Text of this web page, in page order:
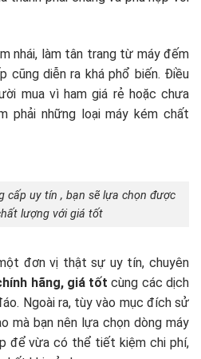
nhái, làm tân trang từ máy đếm
cũng diễn ra khá phổ biến. Điều
mua vì ham giá rẻ hoặc chưa
phải những loại máy kém chất
cấp uy tín , bạn sẽ lựa chọn được
lượng với giá tốt
đơn vị thật sự uy tín, chuyên
hãng, giá tốt cùng các dịch
Ngoài ra, tùy vào mục đích sử
mà bạn nên lựa chọn dòng máy
để vừa có thể tiết kiệm chi phí,